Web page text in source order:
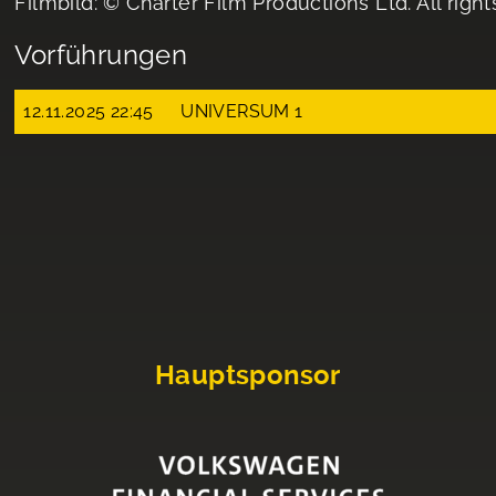
Vorführungen
12.11.2025 22:45 UNIVERSUM 1
Hauptsponsor